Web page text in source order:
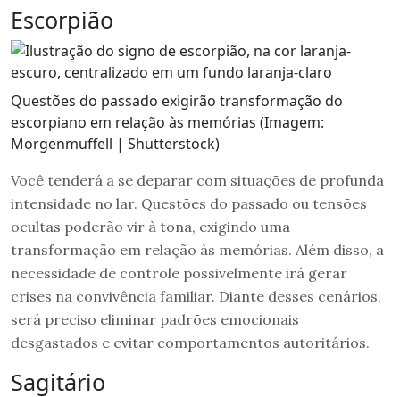
Escorpião
Questões do passado exigirão transformação do
escorpiano em relação às memórias (Imagem:
Morgenmuffell | Shutterstock)
Você tenderá a se deparar com situações de profunda
intensidade no lar. Questões do passado ou tensões
ocultas poderão vir à tona, exigindo uma
transformação em relação às memórias. Além disso, a
necessidade de controle possivelmente irá gerar
crises na convivência familiar. Diante desses cenários,
será preciso eliminar padrões emocionais
desgastados e evitar comportamentos autoritários.
Sagitário